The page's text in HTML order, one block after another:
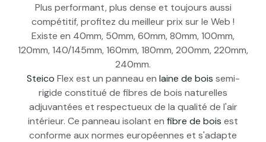
Plus performant, plus dense et toujours aussi
compétitif, profitez du meilleur prix sur le Web !
Existe en 40mm, 50mm, 60mm, 80mm, 100mm,
120mm, 140/145mm, 160mm, 180mm, 200mm, 220mm,
240mm.
Steico Flex est un panneau en laine de bois semi-
rigide constitué de fibres de bois naturelles
adjuvantées et respectueux de la qualité de l'air
intérieur. Ce panneau isolant en fibre de bois est
conforme aux normes européennes et s'adapte